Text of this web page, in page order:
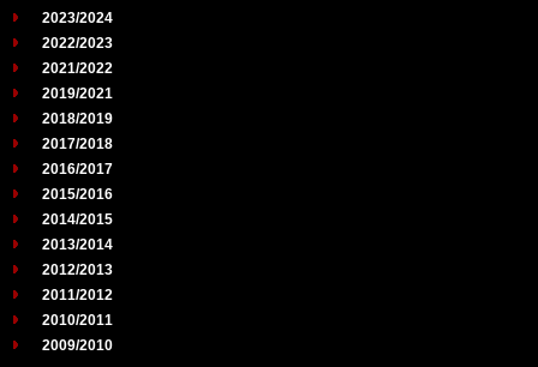
2023/2024
2022/2023
2021/2022
2019/2021
2018/2019
2017/2018
2016/2017
2015/2016
2014/2015
2013/2014
2012/2013
2011/2012
2010/2011
2009/2010